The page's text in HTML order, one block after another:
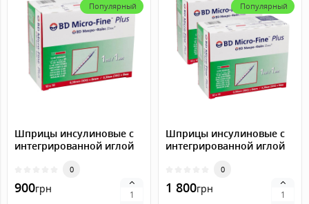
Популярный
Шприцы инсулиновые с
интегрированной иглой
40 (8 мм х 30G), 100 шт.
0
900грн
Популярный
Шприцы инсулиновые с
интегрированной иглой
40 (8 мм х 30G), 200 шт.
0
1 800грн